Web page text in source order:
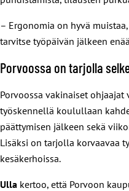
– Ergonomia on hyvä
tarvitse työpäivän jälkeen
Porvoossa on tarjolla
Porvoossa vakinaiset ohjaajat
työskennellä koulullaan
päättymisen jälkeen sekä
Lisäksi on tarjolla korvaavaa
kesäkerhoissa.
Ulla kertoo, että Porvoon